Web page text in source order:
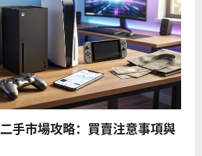
手市場攻略：買賣注意事項與